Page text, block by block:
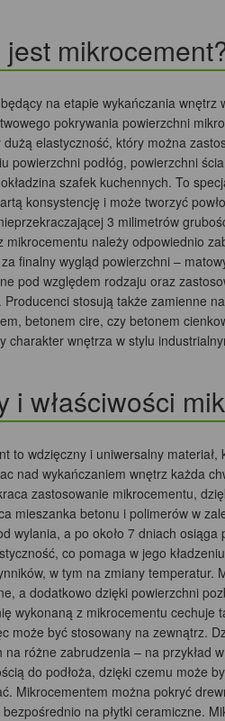
jest
na etapie wykańczania wnętrz
pokrywania powierzchni
dużą elastyczność, który można
powierzchni podłóg, powierzchni
szafek kuchennych. To
konsystencję i może tworzyć
3 milimetrów
mikrocementu należy odpowiednio
finalny wygląd powierzchni –
pod względem rodzaju oraz
Producenci stosują także zamienne
betonem cire, czy betonem
charakter wnętrza w stylu
i właściwości
to wdzięczny i uniwersalny
nad wykańczaniem wnętrz każda
zastosowanie mikrocementu,
mieszanka betonu i polimerów w
wylania, a po około 7 dniach
co pomaga w jego
w tym na zmiany temperatur.
a dodatkowo dzięki powierzchni
wykonaną z mikrocementu cechuje
może być stosowany na zewnątrz.
na różne zabrudzenia – na przykład
do podłoża, dzięki czemu może
Mikrocementem można pokryć
na płytki ceramiczne.